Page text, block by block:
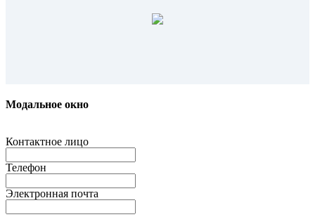
Модальное окно
Контактное лицо
Телефон
Электронная почта